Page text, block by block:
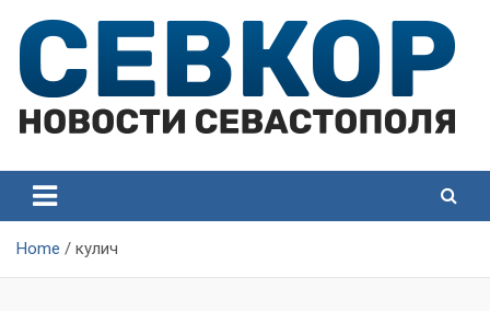
content
Севастополя
Севастополя
Home кулич